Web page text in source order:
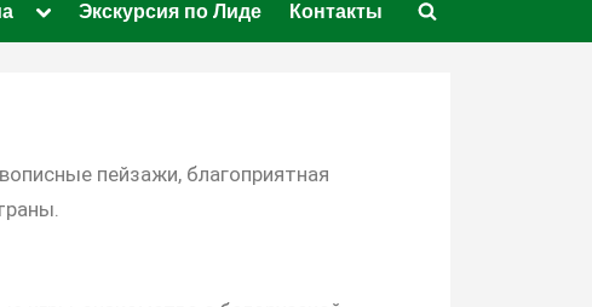
Экскурсия по Лиде Контакты
пейзажи, благоприятная